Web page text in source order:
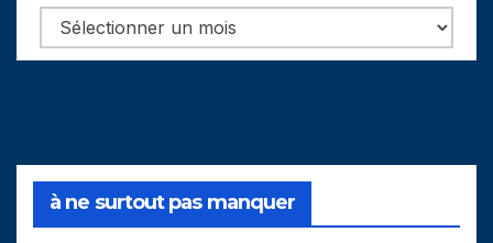
Archives
à ne surtout pas manquer